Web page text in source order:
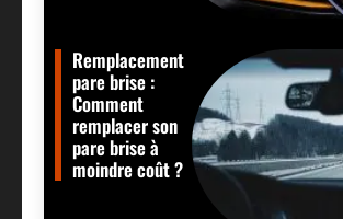
Remplacement
pare brise :
Comment
remplacer son
pare brise à
moindre coût ?